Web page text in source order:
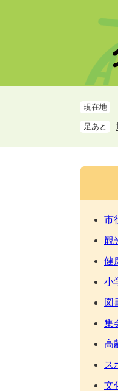
現在地
足あと
市
観
健
小
図
集
高
ス
文